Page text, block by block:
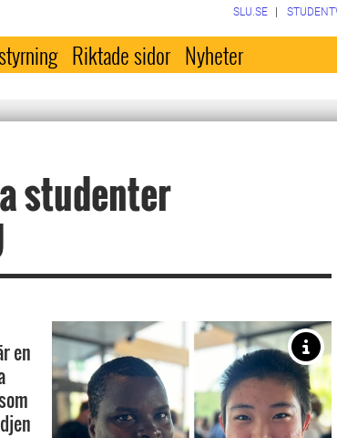
SLU.SE
Riktade sidor Nyheter
studenter
en